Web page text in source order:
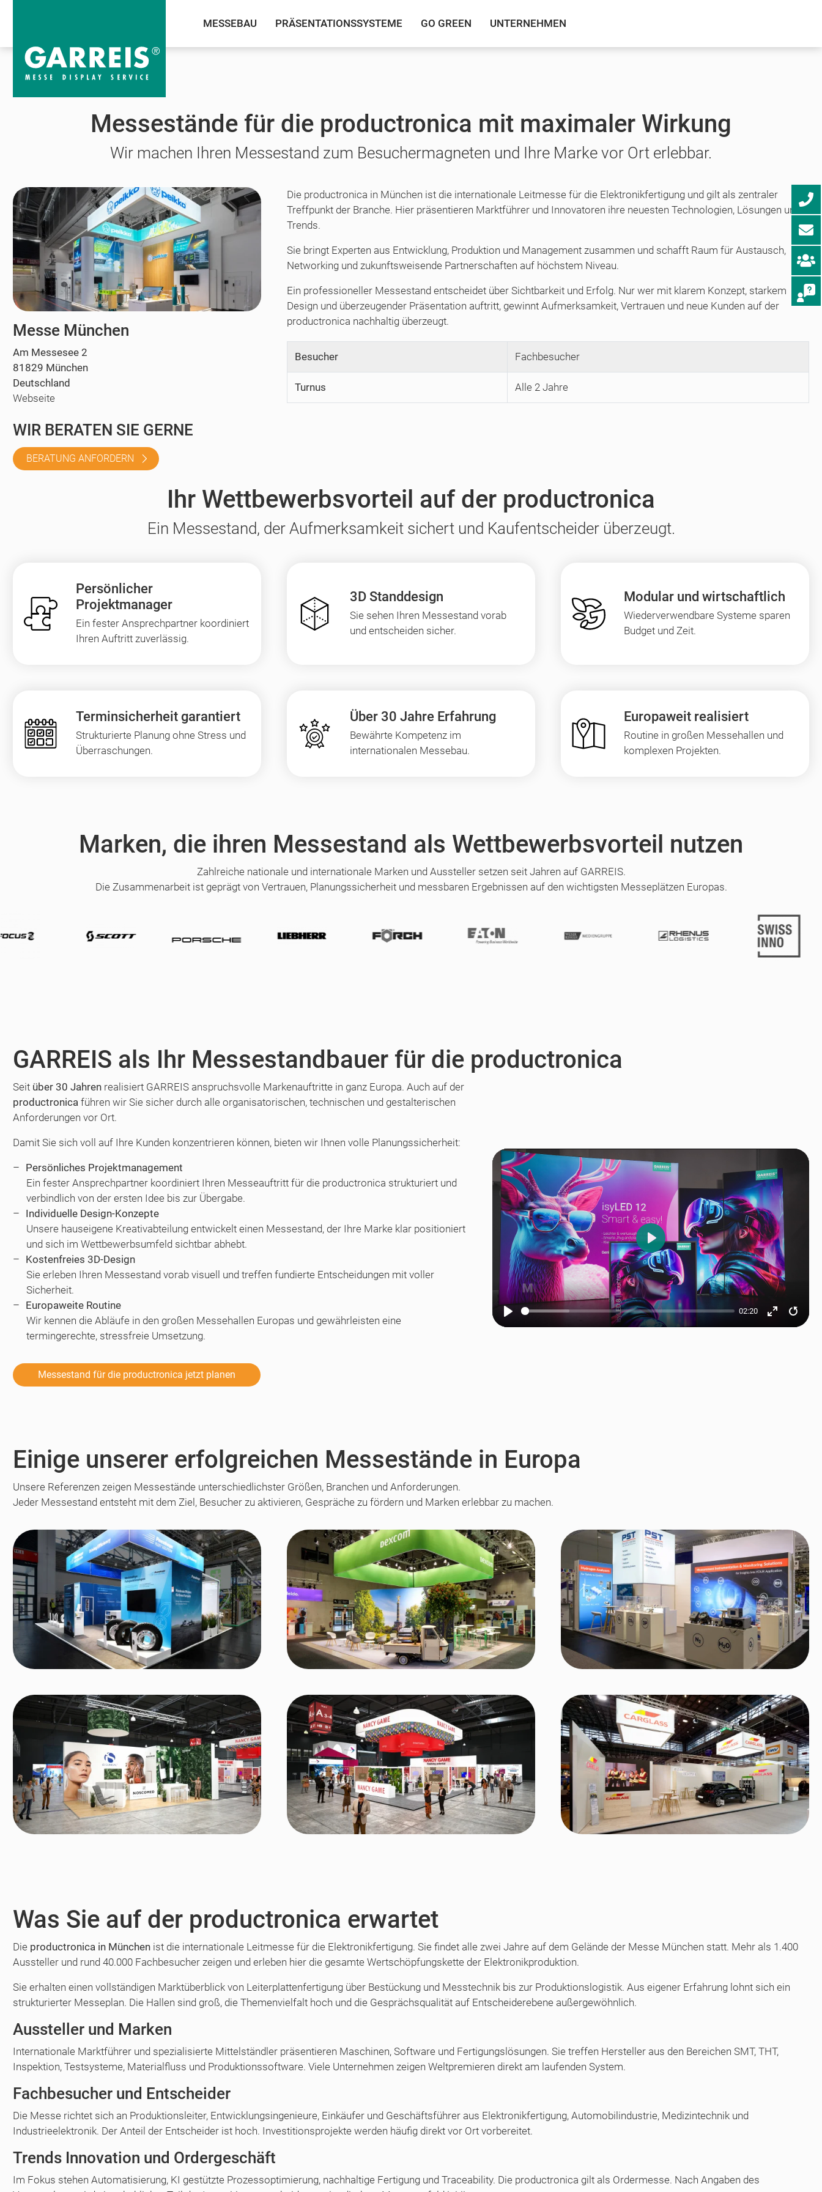
MESSEBAU PRÄSENTATIONSSYSTEME GO GREEN UNTERNEHMEN
Messekalender productronica
Messestände für die productronica mit maximaler Wirkung
Wir machen Ihren Messestand zum Besuchermagneten und Ihre Marke vor Ort erlebbar.
Messe München
Am Messesee 2
81829 München
Deutschland
Webseite
WIR BERATEN SIE GERNE
BERATUNG ANFORDERN
Die productronica in München ist die internationale Leitmesse für die Elektronikfertigung und gilt als zentraler
Treffpunkt der Branche. Hier präsentieren Marktführer und Innovatoren ihre neuesten Technologien, Lösungen und
Trends.
Sie bringt Experten aus Entwicklung, Produktion und Management zusammen und schafft Raum für Austausch,
Networking und zukunftsweisende Partnerschaften auf höchstem Niveau.
Ein professioneller Messestand entscheidet über Sichtbarkeit und Erfolg. Nur wer mit klarem Konzept, starkem
Design und überzeugender Präsentation auftritt, gewinnt Aufmerksamkeit, Vertrauen und neue Kunden auf der
productronica nachhaltig überzeugt.
Besucher Fachbesucher
Turnus Alle 2 Jahre
Ihr Wettbewerbsvorteil auf der productronica
Ein Messestand, der Aufmerksamkeit sichert und Kaufentscheider überzeugt.
Persönlicher
Projektmanager
Ein fester Ansprechpartner koordiniert
Ihren Auftritt zuverlässig.
3D Standdesign
Sie sehen Ihren Messestand vorab
und entscheiden sicher.
Modular und wirtschaftlich
Wiederverwendbare Systeme sparen
Budget und Zeit.
Terminsicherheit garantiert
Strukturierte Planung ohne Stress und
Überraschungen.
Über 30 Jahre Erfahrung
Bewährte Kompetenz im
internationalen Messebau.
Europaweit realisiert
Routine in großen Messehallen und
komplexen Projekten.
Marken, die ihren Messestand als Wettbewerbsvorteil nutzen
Zahlreiche nationale und internationale Marken und Aussteller setzen seit Jahren auf GARREIS.
Die Zusammenarbeit ist geprägt von Vertrauen, Planungssicherheit und messbaren Ergebnissen auf den wichtigsten Messeplätzen Europas.
GARREIS als Ihr Messestandbauer für die productronica
Seit über 30 Jahren realisiert GARREIS anspruchsvolle Markenauftritte in ganz Europa. Auch auf der
productronica führen wir Sie sicher durch alle organisatorischen, technischen und gestalterischen
Anforderungen vor Ort.
Damit Sie sich voll auf Ihre Kunden konzentrieren können, bieten wir Ihnen volle Planungssicherheit:
Persönliches Projektmanagement
Ein fester Ansprechpartner koordiniert Ihren Messeauftritt für die productronica strukturiert und
verbindlich von der ersten Idee bis zur Übergabe.
Individuelle Design-Konzepte
Unsere hauseigene Kreativabteilung entwickelt einen Messestand, der Ihre Marke klar positioniert
und sich im Wettbewerbsumfeld sichtbar abhebt.
Kostenfreies 3D-Design
Sie erleben Ihren Messestand vorab visuell und treffen fundierte Entscheidungen mit voller
Sicherheit.
Europaweite Routine
Wir kennen die Abläufe in den großen Messehallen Europas und gewährleisten eine
termingerechte, stressfreie Umsetzung.
Messestand für die productronica jetzt planen
Play
02:20
Enter
Play
Einige unserer erfolgreichen Messestände in Europa
Unsere Referenzen zeigen Messestände unterschiedlichster Größen, Branchen und Anforderungen.
Jeder Messestand entsteht mit dem Ziel, Besucher zu aktivieren, Gespräche zu fördern und Marken erlebbar zu machen.
Was Sie auf der productronica erwartet
Die productronica in München ist die internationale Leitmesse für die Elektronikfertigung. Sie findet alle zwei Jahre auf dem Gelände der Messe München statt. Mehr als 1.400
Aussteller und rund 40.000 Fachbesucher zeigen und erleben hier die gesamte Wertschöpfungskette der Elektronikproduktion.
Sie erhalten einen vollständigen Marktüberblick von Leiterplattenfertigung über Bestückung und Messtechnik bis zur Produktionslogistik. Aus eigener Erfahrung lohnt sich ein
strukturierter Messeplan. Die Hallen sind groß, die Themenvielfalt hoch und die Gesprächsqualität auf Entscheiderebene außergewöhnlich.
Aussteller und Marken
Internationale Marktführer und spezialisierte Mittelständler präsentieren Maschinen, Software und Fertigungslösungen. Sie treffen Hersteller aus den Bereichen SMT, THT,
Inspektion, Testsysteme, Materialfluss und Produktionssoftware. Viele Unternehmen zeigen Weltpremieren direkt am laufenden System.
Fachbesucher und Entscheider
Die Messe richtet sich an Produktionsleiter, Entwicklungsingenieure, Einkäufer und Geschäftsführer aus Elektronikfertigung, Automobilindustrie, Medizintechnik und
Industrieelektronik. Der Anteil der Entscheider ist hoch. Investitionsprojekte werden häufig direkt vor Ort vorbereitet.
Trends Innovation und Ordergeschäft
Im Fokus stehen Automatisierung, KI gestützte Prozessoptimierung, nachhaltige Fertigung und Traceability. Die productronica gilt als Ordermesse. Nach Angaben des